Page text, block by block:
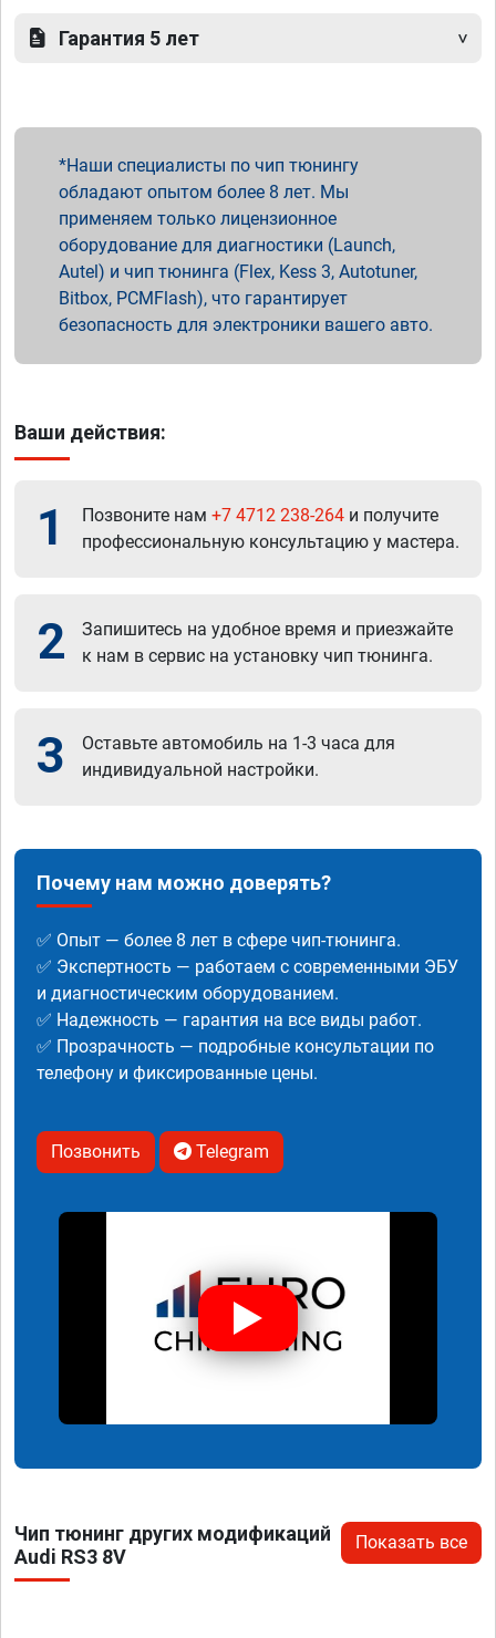
Гарантия 5 лет
Наши специалисты по чип тюнингу
обладают опытом более 8 лет. Мы
применяем только лицензионное
оборудование для диагностики (Launch,
Autel) и чип тюнинга (Flex, Kess 3, Autotuner,
Bitbox, PCMFlash), что гарантирует
безопасность для электроники вашего авто.
Ваши действия:
1 Позвоните нам +7 4712 238-264 и получите
профессиональную консультацию у мастера.
2
Запишитесь на удобное время и приезжайте
к нам в сервис на установку чип тюнинга.
3
Оставьте автомобиль на 1-3 часа для
индивидуальной настройки.
Почему нам можно доверять?
✅ Опыт — более 8 лет в сфере чип-тюнинга.
✅ Экспертность — работаем с современными ЭБУ
и диагностическим оборудованием.
✅ Надежность — гарантия на все виды работ.
✅ Прозрачность — подробные консультации по
телефону и фиксированные цены.
Позвонить Telegram
Чип тюнинг других модификаций
Audi RS3 8V
Показать все